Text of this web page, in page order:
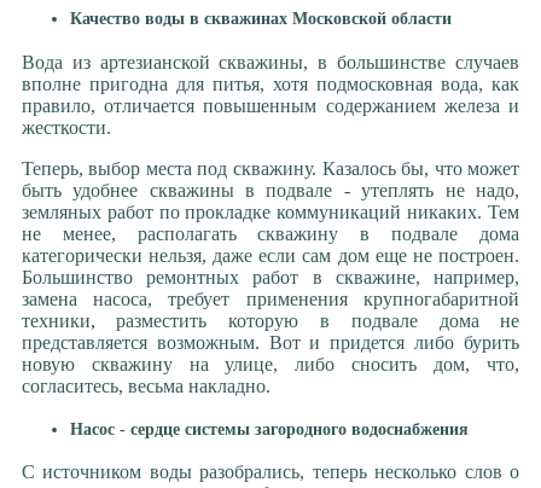
Качество воды в скважинах Московской области
Вода из артезианской скважины, в большинстве случаев
вполне пригодна для питья, хотя подмосковная вода, как
правило, отличается повышенным содержанием железа и
жесткости.
Теперь, выбор места под скважину. Казалось бы, что может
быть удобнее скважины в подвале - утеплять не надо,
земляных работ по прокладке коммуникаций никаких. Тем
не менее, располагать скважину в подвале дома
категорически нельзя, даже если сам дом еще не построен.
Большинство ремонтных работ в скважине, например,
замена насоса, требует применения крупногабаритной
техники, разместить которую в подвале дома не
представляется возможным. Вот и придется либо бурить
новую скважину на улице, либо сносить дом, что,
согласитесь, весьма накладно.
Насос - сердце системы загородного водоснабжения
С источником воды разобрались, теперь несколько слов о